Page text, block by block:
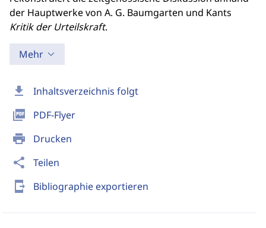
download Inhaltsverzeichnis folgt
picture_as_pdf PDF-Flyer
print Drucken
share Teilen
send_to_mobile Bibliographie exportieren
der Hauptwerke von A. G. Baumgarten und Kants
Kritik der Urteilskraft.
Mehr